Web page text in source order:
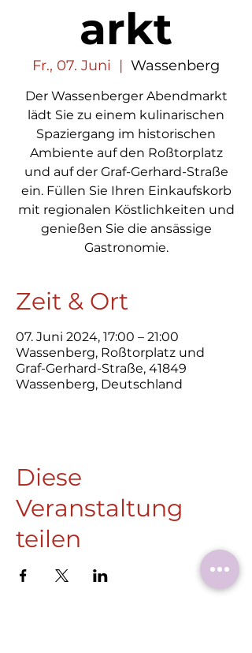
arkt
Fr., 07. Juni
  |
Wassenberg
Der Wassenberger Abendmarkt
lädt Sie zu einem kulinarischen
Spaziergang im historischen
Ambiente auf den Roßtorplatz
und auf der Graf-Gerhard-Straße
ein. Füllen Sie Ihren Einkaufskorb
mit regionalen Köstlichkeiten und
genießen Sie die ansässige
Gastronomie.
Zeit & Ort
07. Juni 2024, 17:00 – 21:00
Wassenberg, Roßtorplatz und
Graf-Gerhard-Straße, 41849
Wassenberg, Deutschland
Diese
Veranstaltung
teilen